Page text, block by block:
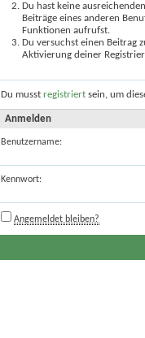
Du hast keine
Beiträge eines anderen
Funktionen aufrufst.
Du versuchst einen Beitrag
Aktivierung deiner
Du musst registriert sein, um
Anmelden
Benutzername:
Kennwort:
Angemeldet bleiben?